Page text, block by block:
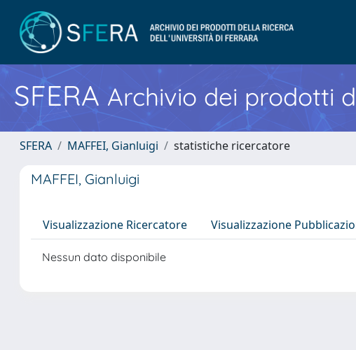
SFERA Archivio dei prodotti
SFERA MAFFEI, Gianluigi statistiche ricercatore
MAFFEI, Gianluigi
Visualizzazione Ricercatore Visualizzazione
Nessun dato disponibile